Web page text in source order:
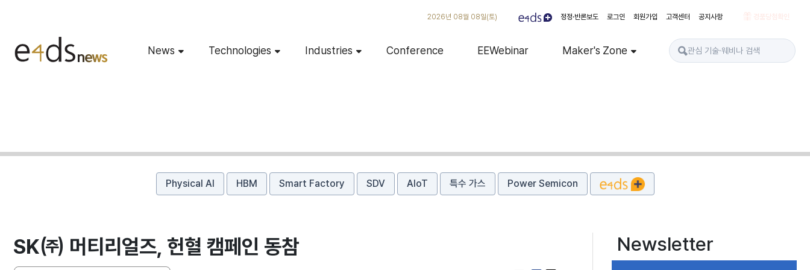
2026년 08월 08일(토) 정정·반론보도 로그인 회원가입 고객센터 공지사항 경품당첨확인
News Technologies Industries Conference EEWebinar Maker's Zone
Physical AI HBM Smart Factory SDV AIoT 특수 가스 Power Semicon
SK㈜ 머티리얼즈, 헌혈 캠페인 동참 Newsletter